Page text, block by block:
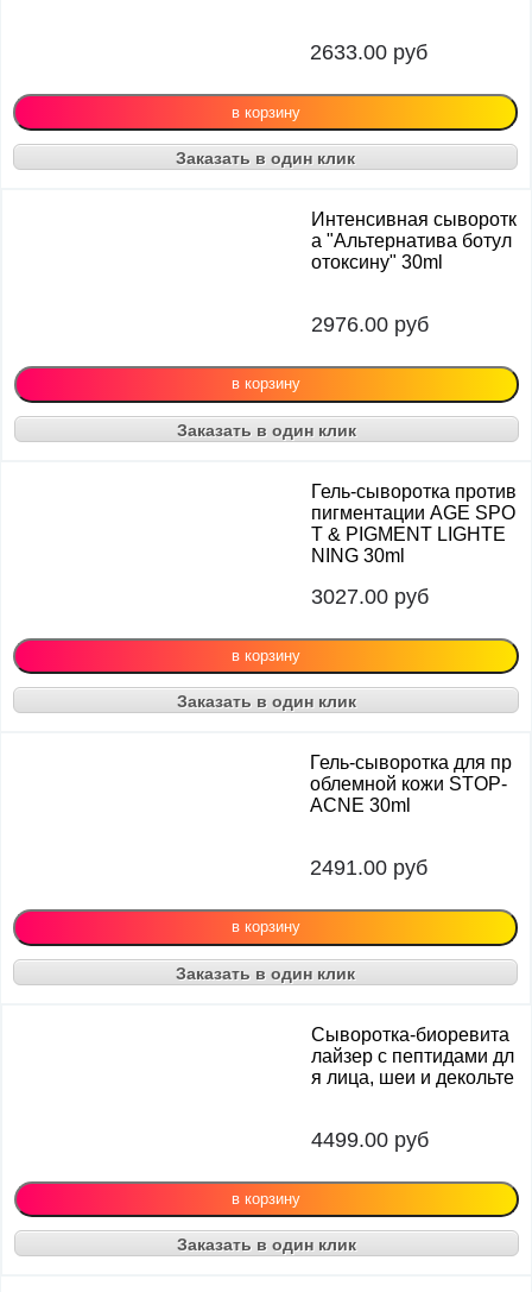
2633.00 руб
Заказать в один клик
Интенсивная сыворотк
а "Альтернатива ботул
отоксину" 30ml
2976.00 руб
Заказать в один клик
Гель-сыворотка против
пигментации AGE SPO
T & PIGMENT LIGHTE
NING 30ml
3027.00 руб
Заказать в один клик
Гель-сыворотка для пр
облемной кожи STOP-
ACNE 30ml
2491.00 руб
Заказать в один клик
Сыворотка-биоревита
лайзер с пептидами дл
я лица, шеи и декольте
4499.00 руб
Заказать в один клик